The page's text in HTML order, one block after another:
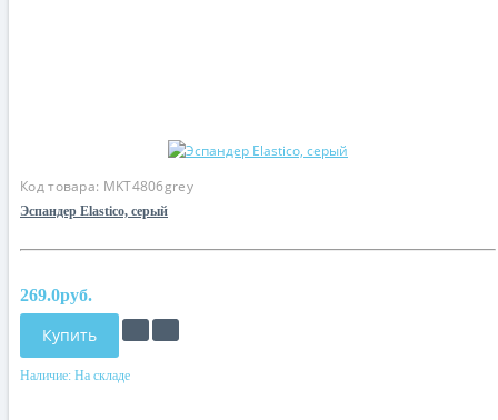
Код товара: MKT4806grey
Эспандер Elastico, серый
269.0руб.
Купить
Наличие: На складе